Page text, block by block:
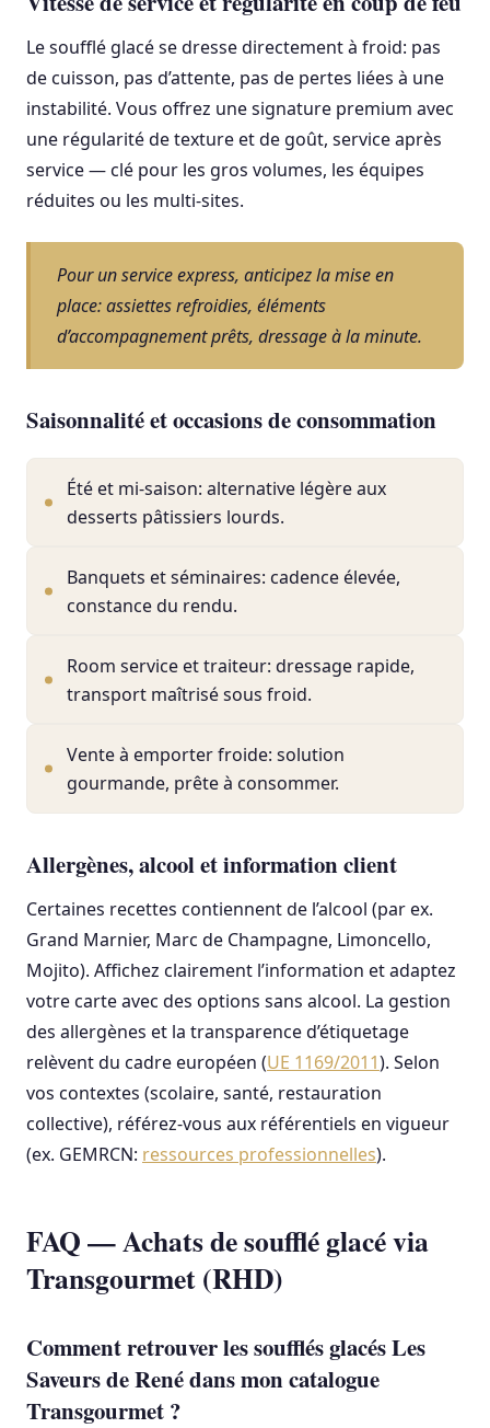
Le soufflé glacé se dresse directement à froid: pas
de cuisson, pas d’attente, pas de pertes liées à une
instabilité. Vous offrez une signature premium avec
une régularité de texture et de goût, service après
service — clé pour les gros volumes, les équipes
réduites ou les multi-sites.
Pour un service express, anticipez la mise en
place: assiettes refroidies, éléments
d’accompagnement prêts, dressage à la minute.
Saisonnalité et occasions de consommation
Été et mi-saison: alternative légère aux
desserts pâtissiers lourds.
Banquets et séminaires: cadence élevée,
constance du rendu.
Room service et traiteur: dressage rapide,
transport maîtrisé sous froid.
Vente à emporter froide: solution
gourmande, prête à consommer.
Allergènes, alcool et information client
Certaines recettes contiennent de l’alcool (par ex.
Grand Marnier, Marc de Champagne, Limoncello,
Mojito). Affichez clairement l’information et adaptez
votre carte avec des options sans alcool. La gestion
des allergènes et la transparence d’étiquetage
relèvent du cadre européen (UE 1169/2011). Selon
vos contextes (scolaire, santé, restauration
collective), référez-vous aux référentiels en vigueur
(ex. GEMRCN: ressources professionnelles).
FAQ — Achats de soufflé glacé via
Transgourmet (RHD)
Comment retrouver les soufflés glacés Les
Saveurs de René dans mon catalogue
Transgourmet ?